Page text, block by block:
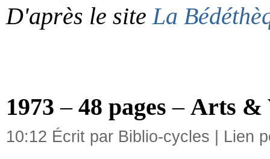
D'après le siteLa
1973 – 48 pages – Arts &
10:12 Écrit par Biblio-cycles | Lien